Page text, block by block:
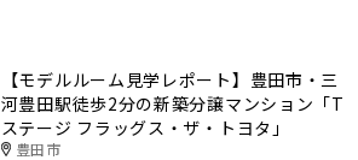
【モデルルーム見学レポート】豊田市・三
河豊田駅徒歩2分の新築分譲マンション「T
ステージ フラッグス・ザ・トヨタ」
豊田市